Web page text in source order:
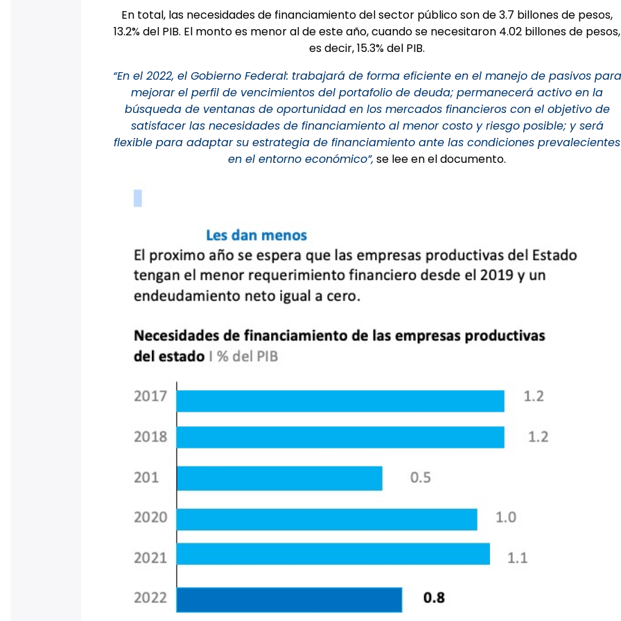
En total, las necesidades de financiamiento del sector público son de 3.7 billones de pesos,
13.2% del PIB. El monto es menor al de este año, cuando se necesitaron 4.02 billones de pesos,
es decir, 15.3% del PIB.
“En el 2022, el Gobierno Federal: trabajará de forma eficiente en el manejo de pasivos para
mejorar el perfil de vencimientos del portafolio de deuda; permanecerá activo en la
búsqueda de ventanas de oportunidad en los mercados financieros con el objetivo de
satisfacer las necesidades de financiamiento al menor costo y riesgo posible; y será
flexible para adaptar su estrategia de financiamiento ante las condiciones prevalecientes
en el entorno económico”, se lee en el documento.